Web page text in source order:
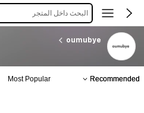
البحث داخل المتجر
oumubye
Recommended
Most Popular